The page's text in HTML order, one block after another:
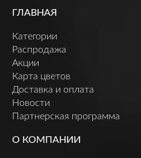
ГЛАВНАЯ
Категории
Распродажа
Акции
Карта цветов
Доставка и оплата
Новости
Партнерская программа
О КОМПАНИИ